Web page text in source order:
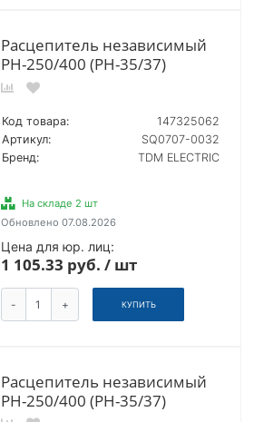
Расцепитель независимый
РН-250/400 (РН-35/37)
Код товара:
147325062
Артикул:
SQ0707-0032
Бренд:
TDM ELECTRIC
На складе 2 шт
Обновлено 07.08.2026
Цена для юр. лиц:
1 105.33 руб. / шт
- + КУПИТЬ
Расцепитель независимый
РН-250/400 (РН-35/37)